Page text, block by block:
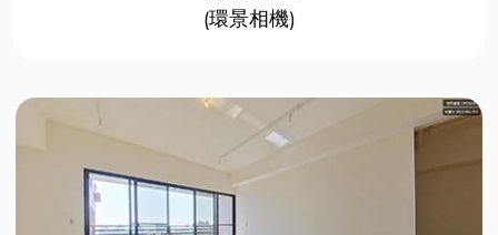
​(環景相機)​​